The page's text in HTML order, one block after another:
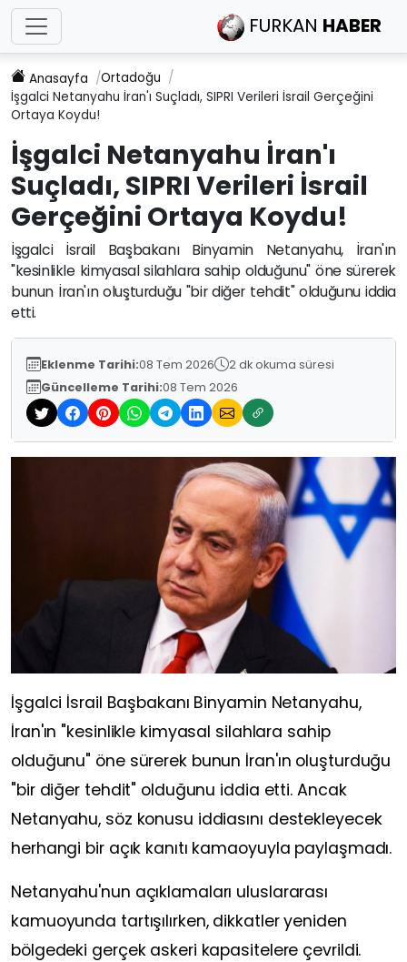
FURKAN HABER
Anasayfa
Ortadoğu
İşgalci Netanyahu İran'ı Suçladı, SIPRI Verileri İsrail Gerçeğini
Ortaya Koydu!
İşgalci Netanyahu İran'ı
Suçladı, SIPRI Verileri İsrail
Gerçeğini Ortaya Koydu!
İşgalci İsrail Başbakanı Binyamin Netanyahu, İran'ın
"kesinlikle kimyasal silahlara sahip olduğunu" öne sürerek
bunun İran'ın oluşturduğu "bir diğer tehdit" olduğunu iddia
etti.
Eklenme Tarihi:08 Tem 2026
2 dk okuma süresi
Güncelleme Tarihi:08 Tem 2026
İşgalci İsrail Başbakanı Binyamin Netanyahu,
İran'ın "kesinlikle kimyasal silahlara sahip
olduğunu" öne sürerek bunun İran'ın oluşturduğu
"bir diğer tehdit" olduğunu iddia etti. Ancak
Netanyahu, söz konusu iddiasını destekleyecek
herhangi bir açık kanıtı kamaoyuyla paylaşmadı.
Netanyahu'nun açıklamaları uluslararası
kamuoyunda tartışılırken, dikkatler yeniden
bölgedeki gerçek askeri kapasitelere çevrildi.